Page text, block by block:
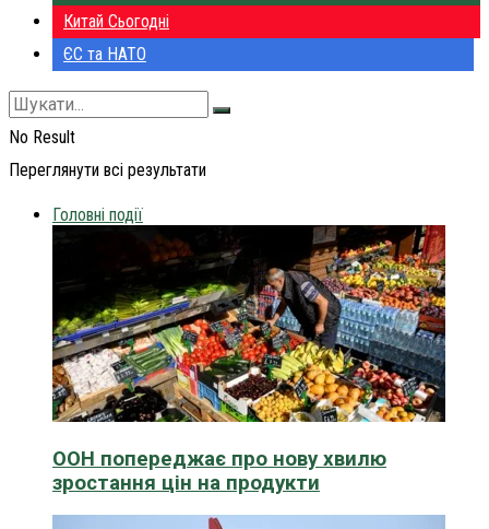
Китай Сьогодні
ЄС та НАТО
No Result
Переглянути всі результати
Головні події
ООН попереджає про нову хвилю
зростання цін на продукти